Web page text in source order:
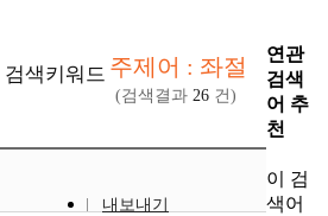
검색키워드 주제어 : 좌절
(검색결과 26 건)
내보내기
연관
검색
어 추
천
이 검
색어